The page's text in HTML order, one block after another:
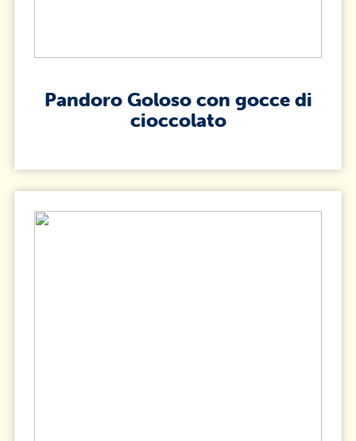
Pandoro Goloso con gocce di
cioccolato